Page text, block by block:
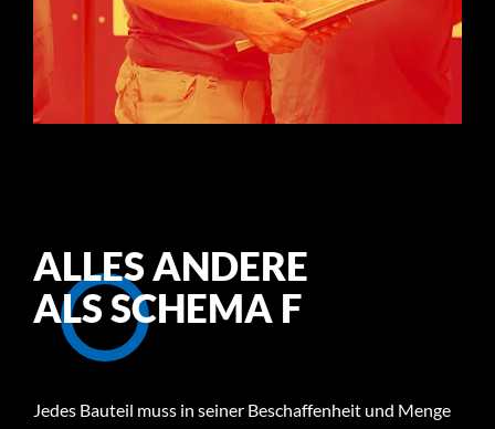
ALLES ANDERE
ALS SCHEMA F
Jedes Bauteil muss in seiner Beschaffenheit und Menge